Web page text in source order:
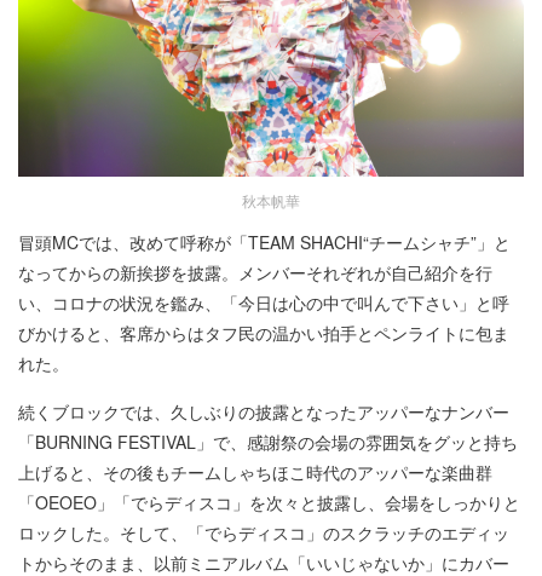
秋本帆華
冒頭MCでは、改めて呼称が「TEAM SHACHI“チームシャチ”」と
なってからの新挨拶を披露。メンバーそれぞれが自己紹介を行
い、コロナの状況を鑑み、「今日は心の中で叫んで下さい」と呼
びかけると、客席からはタフ民の温かい拍手とペンライトに包ま
れた。
続くブロックでは、久しぶりの披露となったアッパーなナンバー
「BURNING FESTIVAL」で、感謝祭の会場の雰囲気をグッと持ち
上げると、その後もチームしゃちほこ時代のアッパーな楽曲群
「OEOEO」「でらディスコ」を次々と披露し、会場をしっかりと
ロックした。そして、「でらディスコ」のスクラッチのエディッ
トからそのまま、以前ミニアルバム「いいじゃないか」にカバー